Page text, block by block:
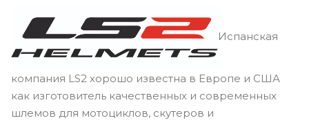
Испанская
компания LS2 хорошо известна в Европе и США
как изготовитель качественных и современных
шлемов для мотоциклов, скутеров и